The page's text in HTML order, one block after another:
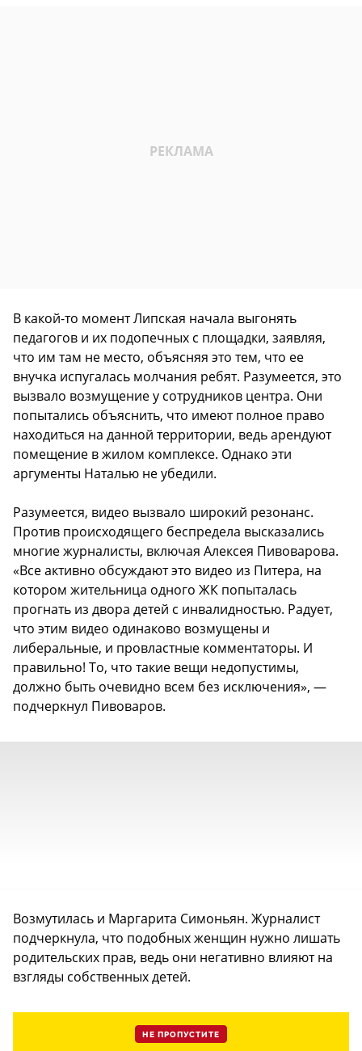
В какой-то момент Липская начала выгонять
педагогов и их подопечных с площадки, заявляя,
что им там не место, объясняя это тем, что ее
внучка испугалась молчания ребят. Разумеется, это
вызвало возмущение у сотрудников центра. Они
попытались объяснить, что имеют полное право
находиться на данной территории, ведь арендуют
помещение в жилом комплексе. Однако эти
аргументы Наталью не убедили.
Разумеется, видео вызвало широкий резонанс.
Против происходящего беспредела высказались
многие журналисты, включая Алексея Пивоварова.
«Все активно обсуждают это видео из Питера, на
котором жительница одного ЖК попыталась
прогнать из двора детей с инвалидностью. Радует,
что этим видео одинаково возмущены и
либеральные, и провластные комментаторы. И
правильно! То, что такие вещи недопустимы,
должно быть очевидно всем без исключения», —
подчеркнул Пивоваров.
Возмутилась и Маргарита Симоньян. Журналист
подчеркнула, что подобных женщин нужно лишать
родительских прав, ведь они негативно влияют на
взгляды собственных детей.
НЕ ПРОПУСТИТЕ